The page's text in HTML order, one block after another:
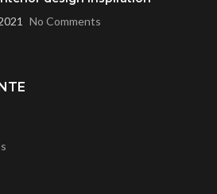
No Comments